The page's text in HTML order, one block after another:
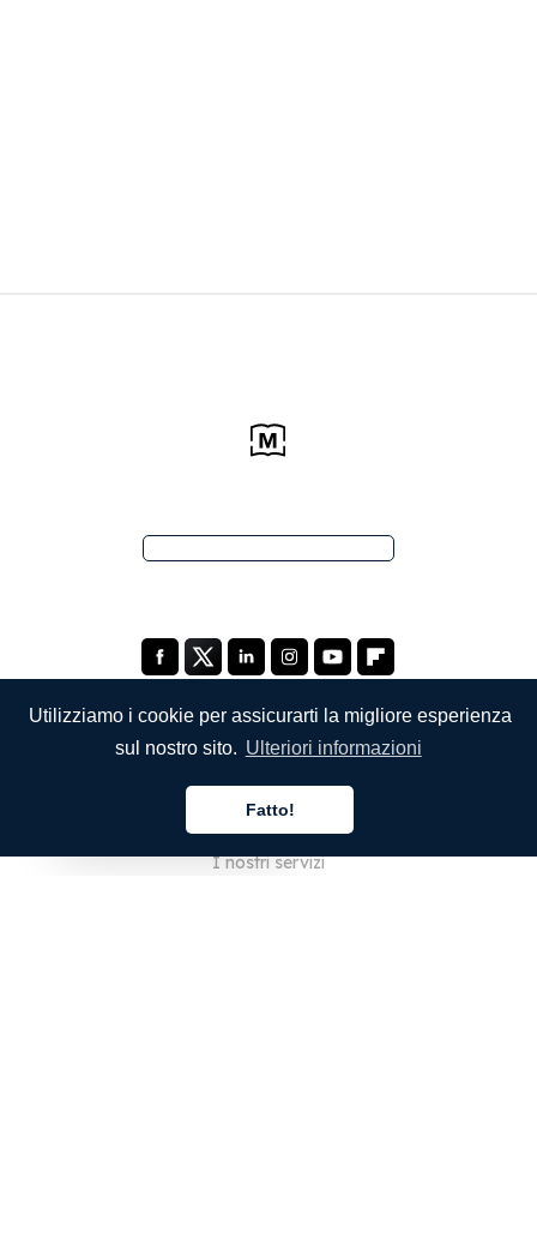
Utilizziamo i cookie per assicurarti la migliore esperienza
sul nostro sito. Ulteriori informazioni
Fatto!
Chi siamo
I nostri servizi
Italiano